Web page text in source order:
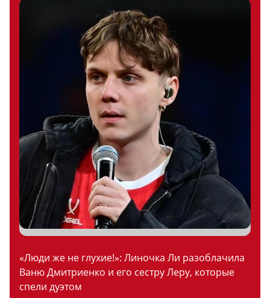
«Люди же не глухие!»: Линочка Ли разоблачила
Ваню Дмитриенко и его сестру Леру, которые
спели дуэтом